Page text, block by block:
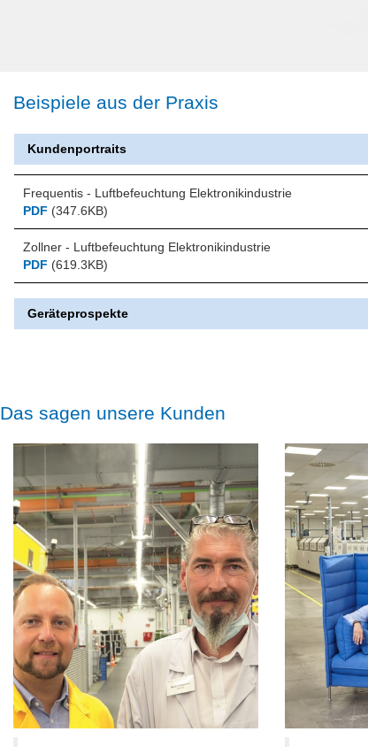
Beispiele aus der Praxis
Kundenportraits
Frequentis - Luftbefeuchtung Elektronikindustrie
PDF (347.6KB)
Zollner - Luftbefeuchtung Elektronikindustrie
PDF (619.3KB)
Geräteprospekte
Das sagen unsere Kunden